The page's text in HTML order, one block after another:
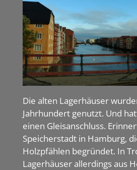
Die alten Lagerhäuser
Jahrhundert genutzt. Und
einen Gleisanschluss.
Speicherstadt in Hamburg,
Holzpfählen begründet. In
Lagerhäuser allerdings aus